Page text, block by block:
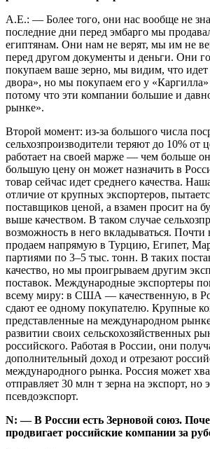
А.Е.: — Более того, они нас вообще не
последние дни перед эмбарго мы
египтянам. Они нам не верят, мы им не
перед другом документы и деньги. Они
покупаем ваше зерно, мы видим, что идет
двора», но мы покупаем его у
потому что эти компании большие и
рынке».
Второй момент: из-за большого числа
сельхозпроизводители теряют до 10% от
работает на своей марже — чем больше
большую цену он может назначить в
товар сейчас идет среднего качества.
отличие от крупных экспортеров,
поставщиков ценой, а взамен просит на
выше качеством. В таком случае
возможность в него вкладываться. Почти
продаем напрямую в Турцию, Египет,
партиями по 3–5 тыс. тонн. В таких
качество, но мы проигрываем другим
поставок. Международные экспортеры
всему миру: в США — качественную, в
сдают ее одному покупателю. Крупные
представленные на международном
развитии своих сельскохозяйственных
российского. Работая в России, они
дополнительный доход и отрезают
международного рынка. Россия может
отправляет 30 млн т зерна на экспорт, но
псевдоэкспорт.
N: — В России есть Зерновой союз.
продвигает российские компании за